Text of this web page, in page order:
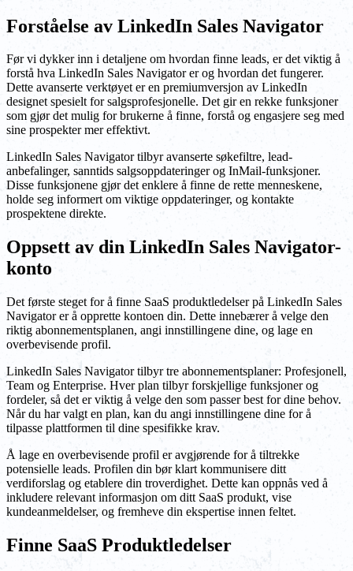
Forståelse av LinkedIn Sales Navigator
Før vi dykker inn i detaljene om hvordan finne leads, er det viktig å
forstå hva LinkedIn Sales Navigator er og hvordan det fungerer.
Dette avanserte verktøyet er en premiumversjon av LinkedIn
designet spesielt for salgsprofesjonelle. Det gir en rekke funksjoner
som gjør det mulig for brukerne å finne, forstå og engasjere seg med
sine prospekter mer effektivt.
LinkedIn Sales Navigator tilbyr avanserte søkefiltre, lead-
anbefalinger, sanntids salgsoppdateringer og InMail-funksjoner.
Disse funksjonene gjør det enklere å finne de rette menneskene,
holde seg informert om viktige oppdateringer, og kontakte
prospektene direkte.
Oppsett av din LinkedIn Sales Navigator-
konto
Det første steget for å finne SaaS produktledelser på LinkedIn Sales
Navigator er å opprette kontoen din. Dette innebærer å velge den
riktig abonnementsplanen, angi innstillingene dine, og lage en
overbevisende profil.
LinkedIn Sales Navigator tilbyr tre abonnementsplaner: Profesjonell,
Team og Enterprise. Hver plan tilbyr forskjellige funksjoner og
fordeler, så det er viktig å velge den som passer best for dine behov.
Når du har valgt en plan, kan du angi innstillingene dine for å
tilpasse plattformen til dine spesifikke krav.
Å lage en overbevisende profil er avgjørende for å tiltrekke
potensielle leads. Profilen din bør klart kommunisere ditt
verdiforslag og etablere din troverdighet. Dette kan oppnås ved å
inkludere relevant informasjon om ditt SaaS produkt, vise
kundeanmeldelser, og fremheve din ekspertise innen feltet.
Finne SaaS Produktledelser